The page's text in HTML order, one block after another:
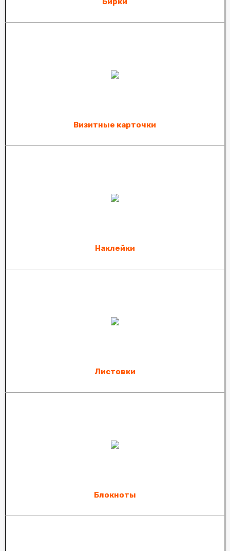
Визитные карточки
Наклейки
Листовки
Блокноты